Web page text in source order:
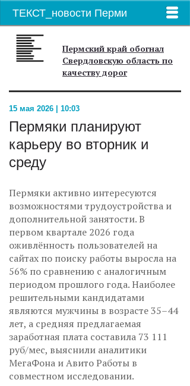
ТЕКСТ_новости Перми
Пермский край обогнал
Свердловскую область по
качеству дорог
15 мая 2026 | 10:03
Пермяки планируют
карьеру во вторник и
среду
Пермяки активно интересуются
возможностями трудоустройства и
дополнительной занятости. В
первом квартале 2026 года
оживлённость пользователей на
сайтах по поиску работы выросла на
56% по сравнению с аналогичным
периодом прошлого года. Наиболее
решительными кандидатами
являются мужчины в возрасте 35–44
лет, а средняя предлагаемая
заработная плата составила 73 111
руб/мес, выяснили аналитики
МегаФона и Авито Работы в
совместном исследовании.